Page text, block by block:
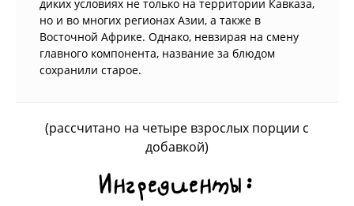
диких условиях не только на территории Кавказа,
но и во многих регионах Азии, а также в
Восточной Африке. Однако, невзирая на смену
главного компонента, название за блюдом
сохранили старое.
(рассчитано на четыре взрослых порции с
добавкой)
Ингредиенты: